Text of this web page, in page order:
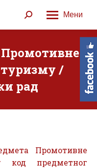
Мени
Search:
/
рад
Промотивне
код предметног